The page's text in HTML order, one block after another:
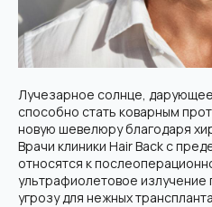
Лучезарное солнце,
способно стать коварным
новую шевелюру благодаря
Врачи клиники Hair Back с
относятся к
ультрафиолетовое
угрозу для нежных